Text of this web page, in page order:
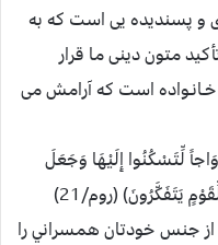
و پسندیده یی است که به
متون دینی ما قرار
است که آرامش می
لِّتَسْكُنُوا إِلَيْهَا وَجَعَلَ
يَتَفَكَّرُونَ) (روم/21)
از جنس خودتان همسراني را